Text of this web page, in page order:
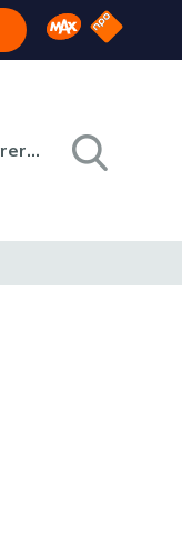
Omroep MAX
NPO
Registreren